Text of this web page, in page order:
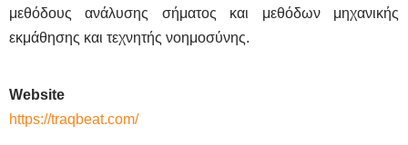
μεθόδους ανάλυσης σήματος και μεθόδων μηχανικής
εκμάθησης και τεχνητής νοημοσύνης.
Website
https://traqbeat.com/